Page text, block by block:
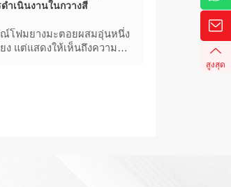
าเนินงานในกวางสี
ณ์โฟมยางมะตอยผสมอุ่นหนึ่ง
ง แต่แสดงให้เห็นถึงความ
สูงสุด